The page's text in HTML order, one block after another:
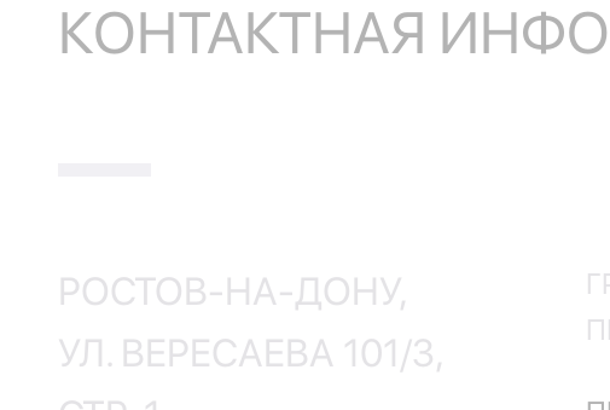
КОНТАКТНАЯ
РОСТОВ-НА-ДОНУ,
УЛ. ВЕРЕСАЕВА 101/3,